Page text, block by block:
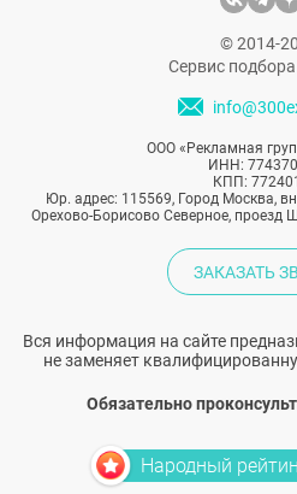
© 2014-
Сервис
ООО «Рекламная
ИНН:
КПП:
Юр. адрес: 115569, Город Москва,
Орехово-Борисово Северное, проезд
ЗАКАЗАТЬ
Вся информация на сайте
не заменяет
Обязательно
Народный